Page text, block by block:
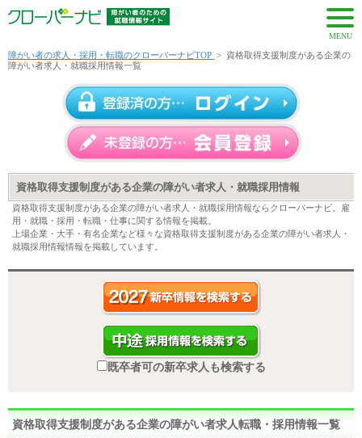
MENU
障がい者の求人・採用・転職のクローバーナビTOP > 資格取得支援制度がある企業の
障がい者求人・就職採用情報一覧
資格取得支援制度がある企業の障がい者求人・就職採用情報
資格取得支援制度がある企業の障がい者求人・就職採用情報ならクローバーナビ。雇
用・就職・採用・転職・仕事に関する情報を掲載。
上場企業・大手・有名企業など様々な資格取得支援制度がある企業の障がい者求人・
就職採用情報情報を掲載しています。
既卒者可の新卒求人も検索する
資格取得支援制度がある企業の障がい者求人転職・採用情報一覧